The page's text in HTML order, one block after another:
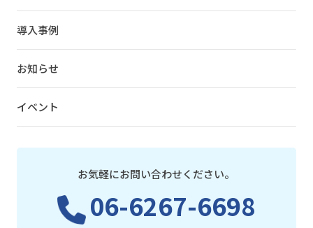
導入事例
お知らせ
イベント
お気軽にお問い合わせください。
06-6267-6698